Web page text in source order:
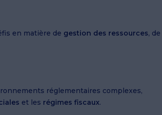
en matière de gestion des ressources, de
réglementaires complexes,
et les régimes fiscaux.